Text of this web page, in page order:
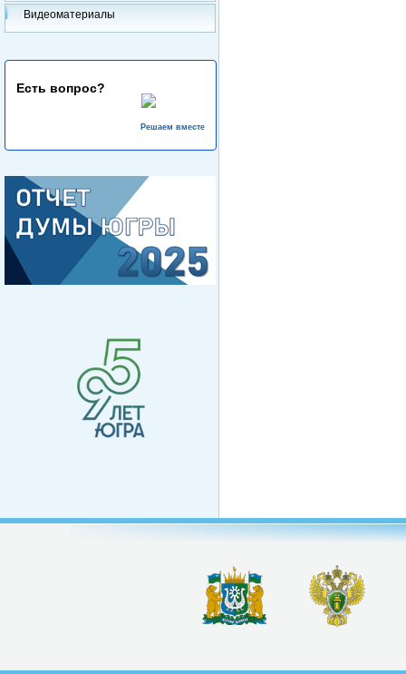
Видеоматериалы
Есть вопрос?
Решаем вместе